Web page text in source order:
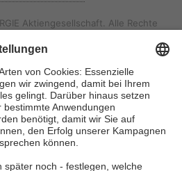
Aktiengesellschaft. Alle Rechte
melden